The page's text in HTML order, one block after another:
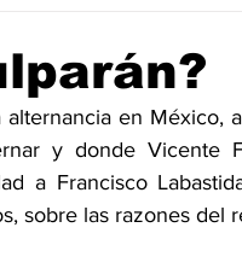
en México,
y donde Vicente
a Francisco
sobre las razones del